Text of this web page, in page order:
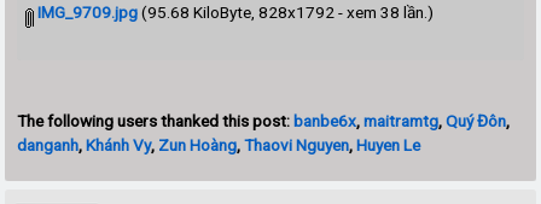
IMG_9709.jpg(95.68 KiloByte, 828x1792 - xem 38 lần.)
The following users thanked this post: banbe6x,maitramtg,Quý Đôn,
danganh,Khánh Vy, Zun Hoàng,Thaovi Nguyen,Huyen Le